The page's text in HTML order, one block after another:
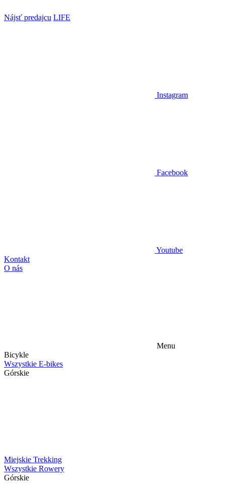
Nájsť predajcu LIFE
Instagram
Facebook
Youtube
Kontakt
O nás
Menu
Bicykle
Wszystkie E-bikes
Górskie
Miejskie Trekking
Wszystkie Rowery
Górskie